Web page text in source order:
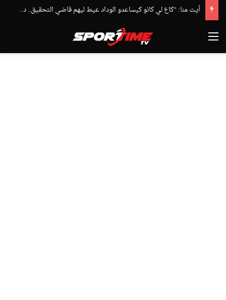
أيت منا: “كاع لي كانو كيساعدو الوداد عيط ليهم قاضي التحقيق.. دابا حتى شي واحد ما بقا باغي يعاون”
القائمة